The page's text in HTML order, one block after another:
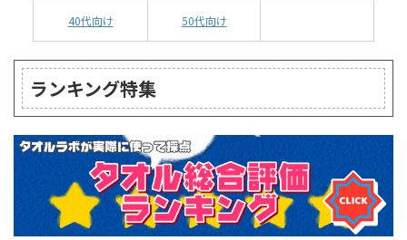
40代向け 50代向け
ランキング特集